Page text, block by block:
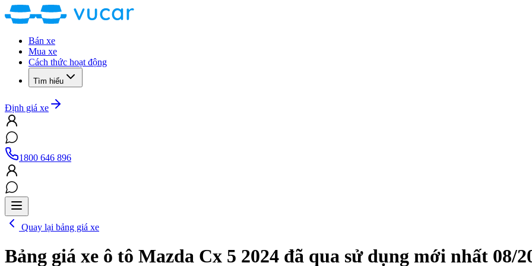
Bán xe
Mua xe
Cách thức hoạt động
Tìm hiểu
Định giá xe
1800 646 896
Quay lại bảng giá xe
Bảng giá xe ô tô Mazda Cx 5 2024 đã qua sử dụng mới nhất 08/